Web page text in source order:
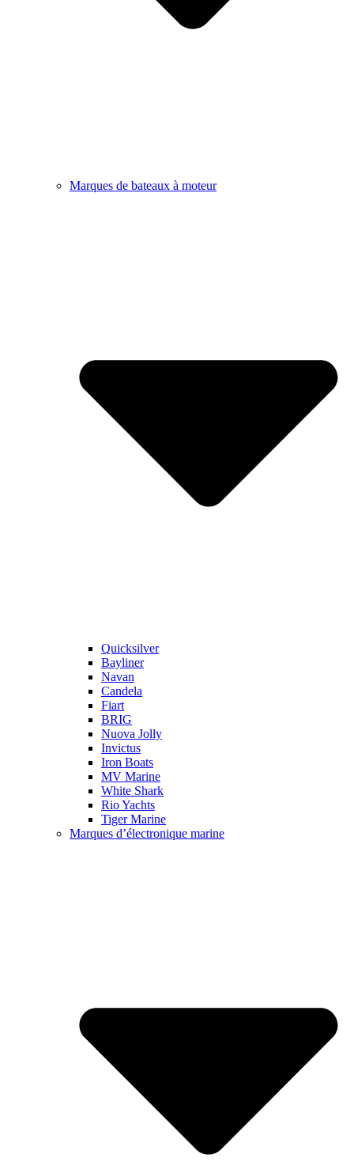
Marques de bateaux à moteur
Quicksilver
Bayliner
Navan
Candela
Fiart
BRIG
Nuova Jolly
Invictus
Iron Boats
MV Marine
White Shark
Rio Yachts
Tiger Marine
Marques d’électronique marine